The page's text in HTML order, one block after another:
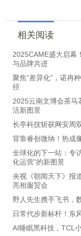
相关阅读
2025CAME盛大启幕
与品牌共进
聚焦“差异化”，诺冉
径
2025云南文博会茶马
活新图景
长亭科技斩获网安周
背靠睿创微纳！热成
全球化的下一站：专
化运营”的新图景
央视《朝闻天下》报
亮相服贸会
野人先生携手飞书，
日常代步新标杆！东
AI睡眠黑科技，TCL